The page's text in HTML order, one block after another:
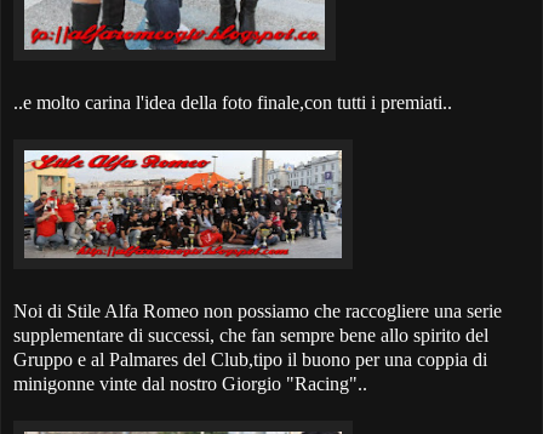
..e molto carina l'idea della foto finale,con tutti i premiati..
Noi di Stile Alfa Romeo non possiamo che raccogliere una serie
supplementare di successi, che fan sempre bene allo spirito del
Gruppo e al Palmares del Club,tipo il buono per una coppia di
minigonne vinte dal nostro Giorgio "Racing"..